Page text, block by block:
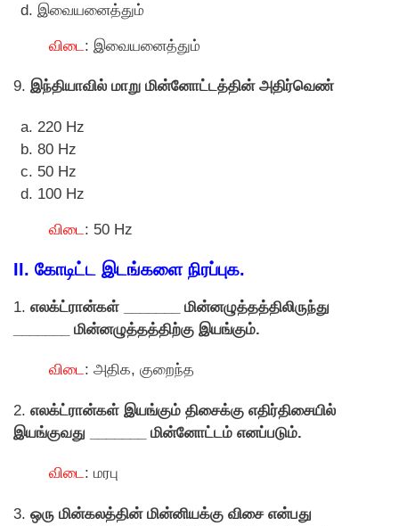
இவையனைத்தும்
விடை: இவையனைத்தும்
9. இந்தியாவில் மாறு மின்னாேட்டத்தின் அதிர்வெண்
220 Hz
80 Hz
50 Hz
100 Hz
விடை : 50 Hz
II. காேடிட்ட இடங்களை நிரப்புக.
1. எலக்ட்ரான்கள் _______ மின்னழுத்தத்திலிருந்து
_______ மின்னழுத்தத்திற்கு இயங்கும்.
விடை: அதிக, குறைந்த
2. எலக்ட்ரான்கள் இயங்கும் திசைக்கு எதிர்திசையில்
இயங்குவது _______ மின்னாேட்டம் எனப்படும்.
விடை: மரபு
3. ஒரு மின்கலத்தின் மின்னியக்கு விசை என்பது